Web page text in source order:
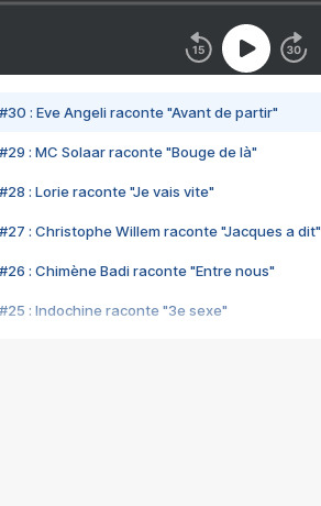
#30 : Eve Angeli raconte "Avant de partir"
#29 : MC Solaar raconte "Bouge de là"
#28 : Lorie raconte "Je vais vite"
#27 : Christophe Willem raconte "Jacques a dit"
#26 : Chimène Badi raconte "Entre nous"
#25 : Indochine raconte "3e sexe"